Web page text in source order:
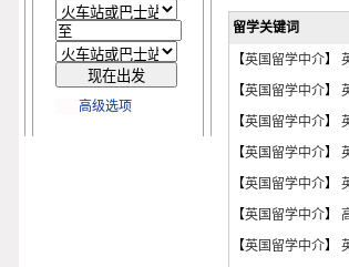
高级选项
留学关键词
【英国留学中介】
【英国留学中介】
【英国留学中介】
【英国留学中介】
【英国留学中介】
【英国留学中介】
【英国留学中介】